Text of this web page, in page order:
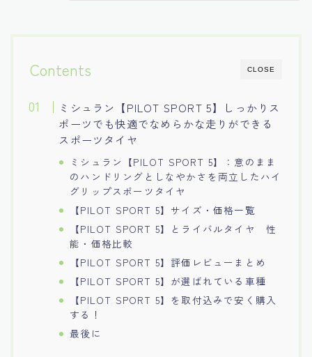
CLOSE
Contents
ミシュラン【PILOT SPORT 5】しっかりス
ポーツでも快適でなめらかな走りができる
スポーツタイヤ
ミシュラン【PILOT SPORT 5】：意のまま
のハンドリングとしなやかさを両立したハイ
グリップスポーツタイヤ
【PILOT SPORT 5】サイズ・価格一覧
【PILOT SPORT 5】とライバルタイヤ 性
能・価格比較
【PILOT SPORT 5】評価レビューまとめ
【PILOT SPORT 5】が選ばれている車種
【PILOT SPORT 5】を取付込みで安く購入
する！
最後に